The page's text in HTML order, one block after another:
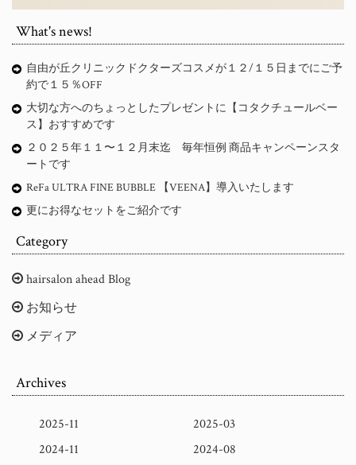
What's news!
自由が丘クリニックドクターズコスメが１２/１５日までにご予
約で１５％OFF
大切な方へのちょっとしたプレゼントに【コタクチュールベー
ス】おすすめです
２０２５年１１〜１２月末迄 毎年恒例 商品キャンペーンスタ
ートです
ReFa ULTRA FINE BUBBLE 【VEENA】導入いたします
更にお得なセットをご紹介です
Category
hairsalon ahead Blog
お知らせ
メディア
Archives
2025-11
2025-03
2024-11
2024-08